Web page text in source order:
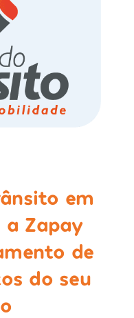
em
a Zapay
de
do seu